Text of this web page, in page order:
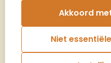
Nieuwsbrief
€5,- kortingsbon
Blijf op de hoogte
gebruiken en hoe
advertenties van
zoekresultaatpagina’s
informatie wordt, met
uw computer (IP-
door Google
Akkoord
Niet